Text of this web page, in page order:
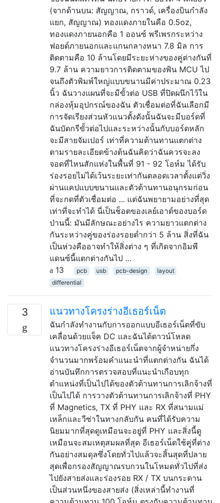
(จากด้านบน: สัญญาณ, กราวด์, เครื่องบินกำลัง
แยก, สัญญาณ) ทองแดงภายในคือ 0.5oz,
ทองแดงภายนอกคือ 1 ออนซ์ พรีเพรกระหว่าง
ฟอยด์ภายนอกและแกนกลางหนา 7.8 มิล การ
ติดตามคือ 10 ล้านโดยมีระยะห่างของคู่ต่างกันที่
9.7 ล้าน ความยาวการติดตามของพิน MCU ไป
จนถึงตัวพิมพ์ใหญ่แบบขนานมีค่าประมาณ 0.23
นิ้ว ฉันวางแผนที่จะมีขั้วต่อ USB ที่ปิดผนึกไว้ใน
กล่องหุ้มอุปกรณ์ของฉัน ตัวเชื่อมต่อที่ฉันเลือกมี
การจัดเรียงส่วนหัวแนวตั้งดังนั้นฉันจะมีบอร์ดที่
ฉันบัดกรีขั้วต่อไปและระหว่างนั้นกับบอร์ดหลัก
จะมีสายจัมเปอร์ เท่าที่ความต้านทานแตกต่าง
ตามรายละเอียดข้างต้นฉันคิดว่าฉันควรจะลง
จอดที่ไหนสักแห่งในพื้นที่ 91 - 92 โอห์ม ได้รับ
ร่องรอยไม่ได้เว้นระยะเท่ากันตลอดเวลาตั้งแต่วิ่ง
ผ่านแคปแบบขนานและตัวต้านทานอนุกรมก่อน
ที่จะกดที่ตัวเชื่อมต่อ ... แต่ฉันพยายามอย่างที่สุด
เท่าที่จะทำได้ นี่เป็นช็อตของเลย์เอาต์ของบอร์ด
ป่านนี้: มันมีลักษณะอย่างไร ความยาวแตกต่าง
กันระหว่างคู่ของร่องรอยต่ำกว่า 5 ล้าน สิ่งที่ฉัน
เป็นห่วงคืออาจทำให้สิ่งต่าง ๆ ที่เกิดจากอิมพี
แดนซ์นี้แตกต่างกันไป …
13
pcb usb pcb-design
layout
differential
3 แนวทางโครงร่างอีเธอร์เน็ต
ฉันกำลังทำงานกับการออกแบบอีเธอร์เน็ตที่ขับ
เคลื่อนด้วยแจ็ค DC และฉันได้ดาวน์โหลด
แนวทางโครงร่างอีเธอร์เน็ตจากผู้จำหน่ายกึ่ง
จำนวนมากพร้อมคำแนะนำที่แตกต่างกัน ฉันได้
อ่านบันทึกการตรวจสอบที่แนะนำเกือบทุก
ตำแหน่งที่เป็นไปได้ของตัวต้านทานการเลิกจ้างที่
เป็นไปได้ การวางตัวต้านทานการเลิกจ้างที่ PHY
ที่ Magnetics, TX ที่ PHY และ RX ที่สนามแม่
เหล็กและวีซ่าในทางกลับกัน คนที่ได้รับความ
นิยมมากที่สุดดูเหมือนจะอยู่ที่ PHY และสิ่งนี้ดู
เหมือนจะสมเหตุสมผลที่สุด อีเธอร์เน็ตใช้คู่ที่ต่าง
กันอย่างสมดุลซึ่งโดยทั่วไปแล้วจะสิ้นสุดที่ปลาย
สุดเพื่อกรองสัญญาณรบกวนในโหมดทั่วไปที่ส่ง
ไปยังสายส่งและร่องรอย RX / TX บนกระดาน
เป็นส่วนหนึ่งของสายส่ง (สิ่งเหล่านี้ทำงานที่